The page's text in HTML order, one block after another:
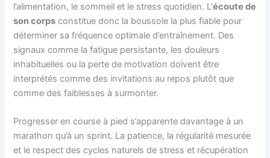
l’alimentation, le sommeil et le stress quotidien. L’écoute de
son corps constitue donc la boussole la plus fiable pour
déterminer sa fréquence optimale d’entraînement. Des
signaux comme la fatigue persistante, les douleurs
inhabituelles ou la perte de motivation doivent être
interprétés comme des invitations au repos plutôt que
comme des faiblesses à surmonter.
Progresser en course à pied s’apparente davantage à un
marathon qu’à un sprint. La patience, la régularité mesurée
et le respect des cycles naturels de stress et récupération